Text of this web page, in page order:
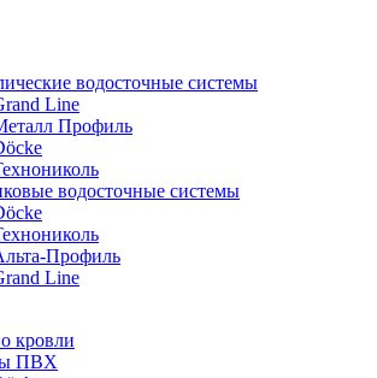
водосточные системы
Line
Профиль
водосточные системы
Профиль
Line
кровли
ПВХ